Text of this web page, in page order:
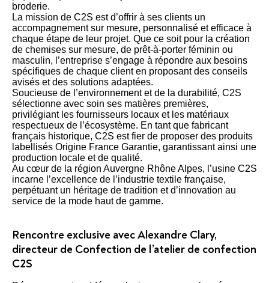
broderie.
La mission de C2S est d’offrir à ses clients un
accompagnement sur mesure, personnalisé et efficace à
chaque étape de leur projet. Que ce soit pour la création
de chemises sur mesure, de prêt-à-porter féminin ou
masculin, l’entreprise s’engage à répondre aux besoins
spécifiques de chaque client en proposant des conseils
avisés et des solutions adaptées.
Soucieuse de l’environnement et de la durabilité, C2S
sélectionne avec soin ses matières premières,
privilégiant les fournisseurs locaux et les matériaux
respectueux de l’écosystème. En tant que fabricant
français historique, C2S est fier de proposer des produits
labellisés Origine France Garantie, garantissant ainsi une
production locale et de qualité.
Au cœur de la région Auvergne Rhône Alpes, l’usine C2S
incarne l’excellence de l’industrie textile française,
perpétuant un héritage de tradition et d’innovation au
service de la mode haut de gamme.
Rencontre exclusive avec Alexandre Clary,
directeur de Confection de l’atelier de confection
C2S